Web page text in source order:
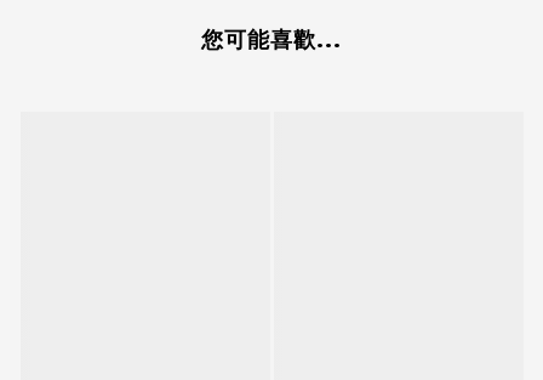
您可能喜歡...